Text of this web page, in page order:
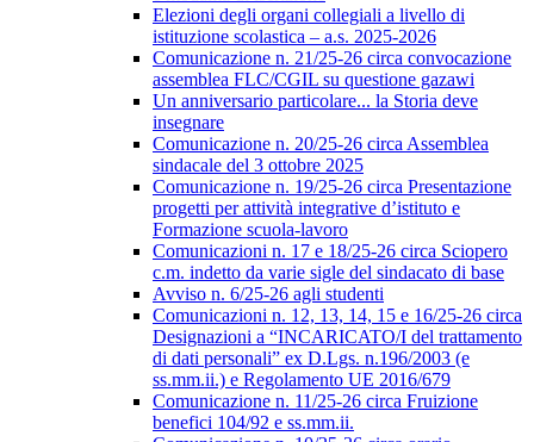
Elezioni degli organi collegiali a livello di
istituzione scolastica – a.s. 2025-2026
Comunicazione n. 21/25-26 circa convocazione
assemblea FLC/CGIL su questione gazawi
Un anniversario particolare... la Storia deve
insegnare
Comunicazione n. 20/25-26 circa Assemblea
sindacale del 3 ottobre 2025
Comunicazione n. 19/25-26 circa Presentazione
progetti per attività integrative d’istituto e
Formazione scuola-lavoro
Comunicazioni n. 17 e 18/25-26 circa Sciopero
c.m. indetto da varie sigle del sindacato di base
Avviso n. 6/25-26 agli studenti
Comunicazioni n. 12, 13, 14, 15 e 16/25-26 circa
Designazioni a “INCARICATO/I del trattamento
di dati personali” ex D.Lgs. n.196/2003 (e
ss.mm.ii.) e Regolamento UE 2016/679
Comunicazione n. 11/25-26 circa Fruizione
benefici 104/92 e ss.mm.ii.